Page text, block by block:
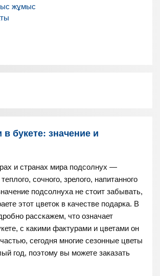
жұмыс
букете: значение и
и странах мира подсолнух —
сочного, зрелого, напитанного
подсолнуха не стоит забывать,
этот цветок в качестве подарка. В
расскажем, что означает
с какими фактурами и цветами он
сегодня многие сезонные цветы
год, поэтому вы можете заказать